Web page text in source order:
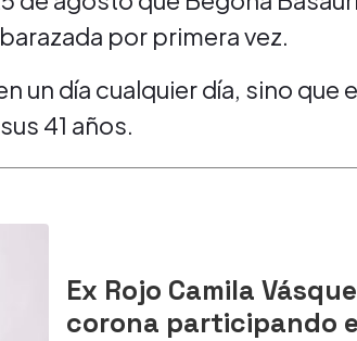
por primera vez.
un día cualquier día, sino que
41 años.
Ex Rojo Camila
corona participando